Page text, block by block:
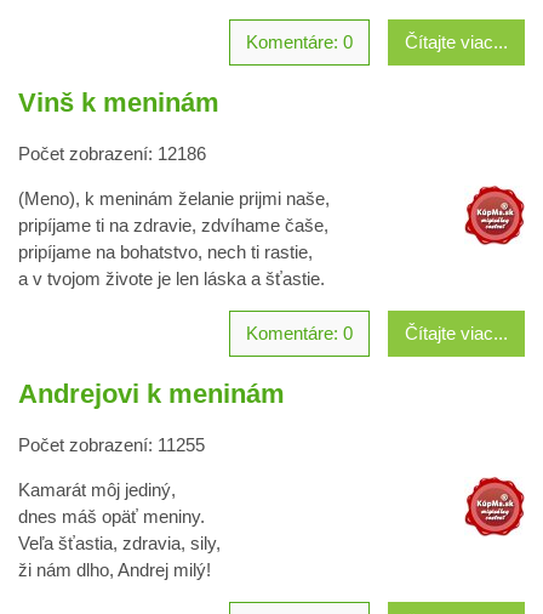
Čítajte viac...
Komentáre: 0
Vinš k meninám
Počet zobrazení: 12186
(Meno), k meninám želanie prijmi naše,
pripíjame ti na zdravie, zdvíhame čaše,
pripíjame na bohatstvo, nech ti rastie,
a v tvojom živote je len láska a šťastie.
Čítajte viac...
Komentáre: 0
Andrejovi k meninám
Počet zobrazení: 11255
Kamarát môj jediný,
dnes máš opäť meniny.
Veľa šťastia, zdravia, sily,
ži nám dlho, Andrej milý!